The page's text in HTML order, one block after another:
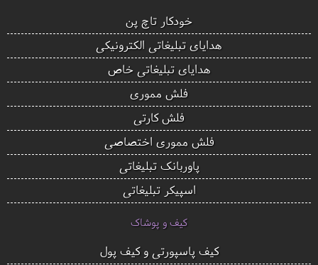
خودکار تاچ پن
هدایای تبلیغاتی الکترونیکی
هدایای تبلیغاتی خاص
فلش مموری
فلش کارتی
فلش مموری اختصاصی
پاوربانک تبلیغاتی
اسپیکر تبلیغاتی
کیف و پوشاک
کیف پاسپورتی و کیف پول